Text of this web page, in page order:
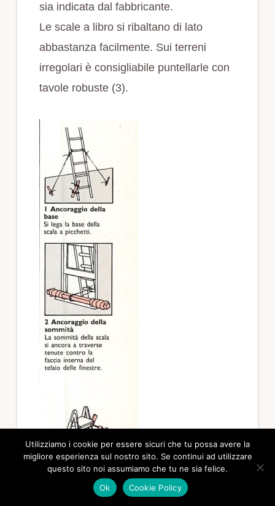
sia indicata dal fabbricante.
Le scale a libro si ribaltano di lato
abbastanza facilmente. Sui terreni
irregolari è consigliabile puntellarle con
tavole robuste (3).
Utilizziamo i cookie per essere sicuri che tu possa avere la
migliore esperienza sul nostro sito. Se continui ad utilizzare
questo sito noi assumiamo che tu ne sia felice.
Ok
Cookie Policy